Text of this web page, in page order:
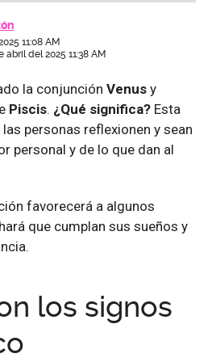
11:08 AM
del 2025 11:38 AM
la conjunción Venus y
Piscis. ¿Qué significa? Esta
personas reflexionen y sean
personal y de lo que dan al
favorecerá a algunos
que cumplan sus sueños y
los signos